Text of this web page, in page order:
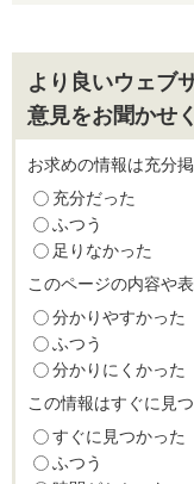
より良いウェブ
意見をお聞かせ
お求めの情報は充分
充分だった
ふつう
足りなかった
このページの内容や
分かりやすかった
ふつう
分かりにくかった
この情報はすぐに見
すぐに見つかった
ふつう